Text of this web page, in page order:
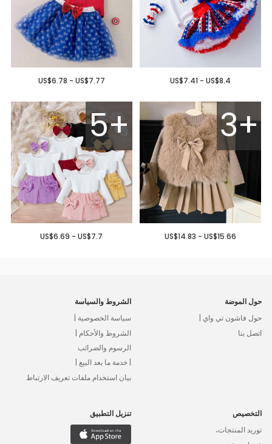
US$7.41 - US$8.4
US$6.78 - US$7.77
3+
US$14.83 - US$15.66
5+
US$6.69 - US$7.7
حول الموضة
حول فاشون تي واي |
اتصل بنا
الشروط والسياسة
سياسة الخصوصية |
الشروط والأحكام |
الرسوم والضرائب
| خدمة ما بعد البيع |
بيان استخدام ملفات تعريف الارتباط
التخصيص
توريد المنتجات،
تنزيل التطبيق